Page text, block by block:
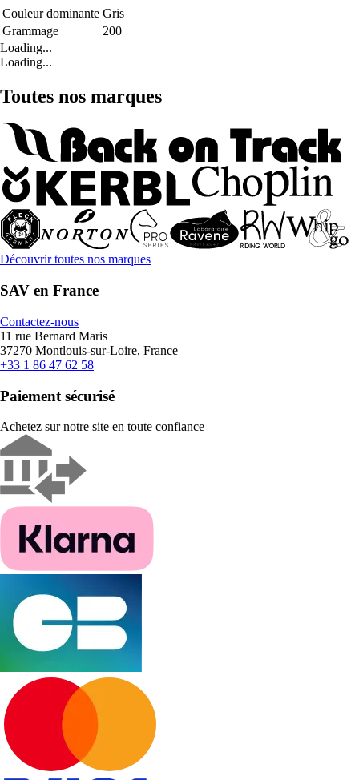
Couleur dominante Gris
Grammage
200
Loading...
Loading...
Toutes nos marques
Découvrir toutes nos marques
SAV en France
Contactez-nous
11 rue Bernard Maris
37270 Montlouis-sur-Loire, France
+33 1 86 47 62 58
Paiement sécurisé
Achetez sur notre site en toute confiance